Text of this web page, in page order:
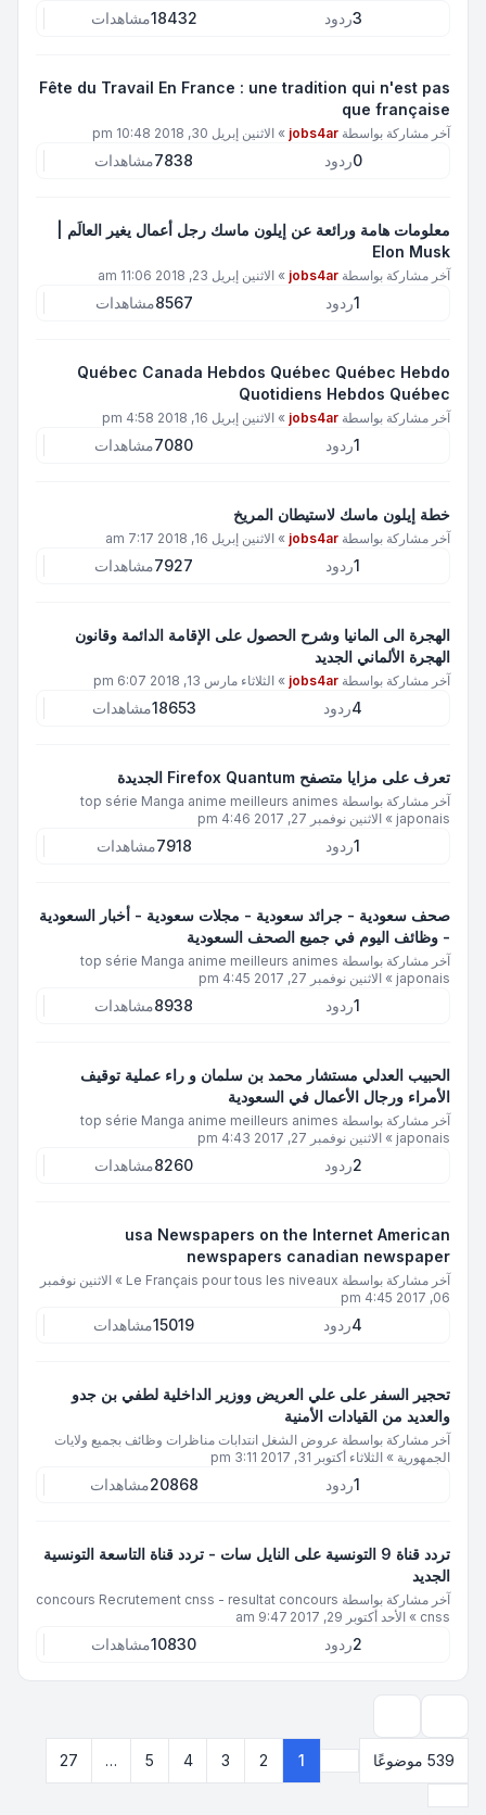
3ردود 18432مشاهدات
Fête du Travail En France : une tradition qui n'est pas
que française
آخر مشاركة بواسطة jobs4ar
» الاثنين إبريل 30, 2018 10:48 pm
0ردود 7838مشاهدات
معلومات هامة ورائعة عن إيلون ماسك رجل أعمال يغير العالَم |
Elon Musk
آخر مشاركة بواسطة jobs4ar
» الاثنين إبريل 23, 2018 11:06 am
1ردود 8567مشاهدات
Québec Canada Hebdos Québec Québec Hebdo
Quotidiens Hebdos Québec
آخر مشاركة بواسطة jobs4ar
» الاثنين إبريل 16, 2018 4:58 pm
1ردود 7080مشاهدات
خطة إيلون ماسك لاستيطان المريخ
آخر مشاركة بواسطة jobs4ar
» الاثنين إبريل 16, 2018 7:17 am
1ردود 7927مشاهدات
الهجرة الى المانيا وشرح الحصول على الإقامة الدائمة وقانون
الهجرة الألماني الجديد
آخر مشاركة بواسطة jobs4ar
» الثلاثاء مارس 13, 2018 6:07 pm
4ردود 18653مشاهدات
تعرف على مزايا متصفح Firefox Quantum الجديدة
آخر مشاركة بواسطة top série Manga anime meilleurs animes
japonais
» الاثنين نوفمبر 27, 2017 4:46 pm
1ردود 7918مشاهدات
صحف سعودية - جرائد سعودية - مجلات سعودية - أخبار السعودية
- وظائف اليوم في جميع الصحف السعودية
آخر مشاركة بواسطة top série Manga anime meilleurs animes
japonais
» الاثنين نوفمبر 27, 2017 4:45 pm
1ردود 8938مشاهدات
الحبيب العدلي مستشار محمد بن سلمان و راء عملية توقيف
الأمراء ورجال الأعمال في السعودية
آخر مشاركة بواسطة top série Manga anime meilleurs animes
japonais
» الاثنين نوفمبر 27, 2017 4:43 pm
2ردود 8260مشاهدات
usa Newspapers on the Internet American
newspapers canadian newspaper
آخر مشاركة بواسطة Le Français pour tous les niveaux
» الاثنين نوفمبر
06, 2017 4:45 pm
4ردود 15019مشاهدات
تحجير السفر على علي العريض ووزير الداخلية لطفي بن جدو
والعديد من القيادات الأمنية
آخر مشاركة بواسطة عروض الشغل انتدابات مناظرات وظائف بجميع ولايات
الجمهورية » الثلاثاء أكتوبر 31, 2017 3:11 pm
1ردود 20868مشاهدات
تردد قناة 9 التونسية على النايل سات - تردد قناة التاسعة التونسية
الجديد
آخر مشاركة بواسطة concours Recrutement cnss - resultat concours
cnss
» الأحد أكتوبر 29, 2017 9:47 am
2ردود 10830مشاهدات
539 موضوعًا
صفحة1
27 1
2
3
4
5
…
27